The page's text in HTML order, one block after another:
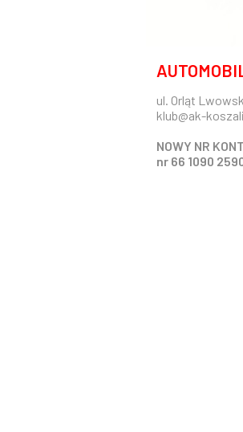
ul. Orląt
klub@ak-
NOWY NR
nr 66 1090